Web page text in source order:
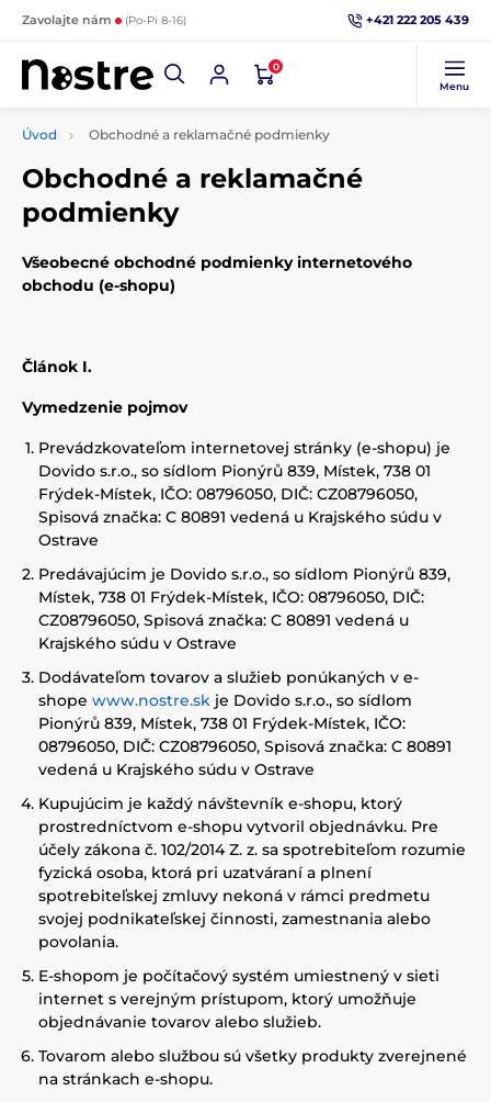
Zavolajte nám (Po-Pi 8-16) +421 222 205 439
0
Menu
Úvod Obchodné a reklamačné podmienky
Obchodné a reklamačné
podmienky
Všeobecné obchodné podmienky internetového
obchodu (e-shopu)
Článok I.
Vymedzenie pojmov
Prevádzkovateľom internetovej stránky (e-shopu) je
Dovido s.r.o., so sídlom Pionýrů 839, Místek, 738 01
Frýdek-Místek, IČO: 08796050, DIČ: CZ08796050,
Spisová značka: C 80891 vedená u Krajského súdu v
Ostrave
Predávajúcim je Dovido s.r.o., so sídlom Pionýrů 839,
Místek, 738 01 Frýdek-Místek, IČO: 08796050, DIČ:
CZ08796050, Spisová značka: C 80891 vedená u
Krajského súdu v Ostrave
Dodávateľom tovarov a služieb ponúkaných v e-
shope www.nostre.sk je Dovido s.r.o., so sídlom
Pionýrů 839, Místek, 738 01 Frýdek-Místek, IČO:
08796050, DIČ: CZ08796050, Spisová značka: C 80891
vedená u Krajského súdu v Ostrave
Kupujúcim je každý návštevník e-shopu, ktorý
prostredníctvom e-shopu vytvoril objednávku. Pre
účely zákona č. 102/2014 Z. z. sa spotrebiteľom rozumie
fyzická osoba, ktorá pri uzatváraní a plnení
spotrebiteľskej zmluvy nekoná v rámci predmetu
svojej podnikateľskej činnosti, zamestnania alebo
povolania.
E-shopom je počítačový systém umiestnený v sieti
internet s verejným prístupom, ktorý umožňuje
objednávanie tovarov alebo služieb.
Tovarom alebo službou sú všetky produkty zverejnené
na stránkach e-shopu.